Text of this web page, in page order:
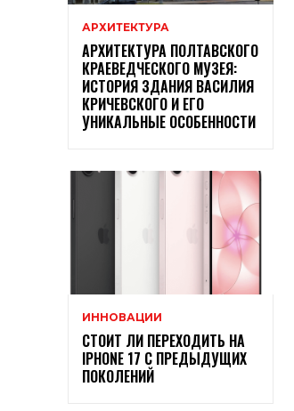
АРХИТЕКТУРА
АРХИТЕКТУРА ПОЛТАВСКОГО
КРАЕВЕДЧЕСКОГО МУЗЕЯ:
ИСТОРИЯ ЗДАНИЯ ВАСИЛИЯ
КРИЧЕВСКОГО И ЕГО
УНИКАЛЬНЫЕ ОСОБЕННОСТИ
ИННОВАЦИИ
СТОИТ ЛИ ПЕРЕХОДИТЬ НА
IPHONE 17 С ПРЕДЫДУЩИХ
ПОКОЛЕНИЙ